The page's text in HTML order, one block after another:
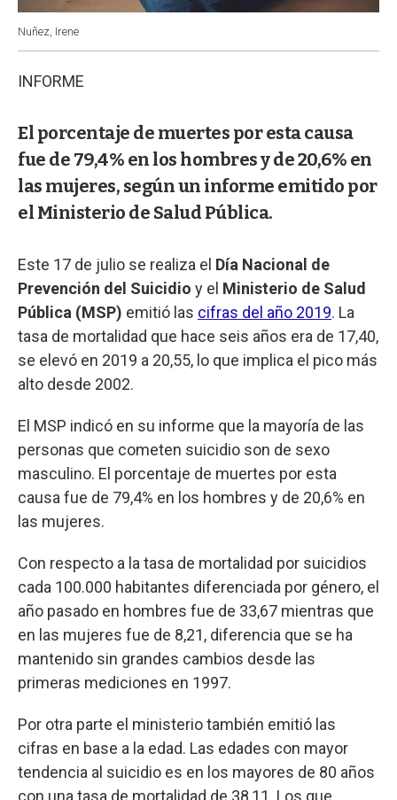
Nuñez, Irene
INFORME
El porcentaje de muertes por esta causa
fue de 79,4% en los hombres y de 20,6% en
las mujeres, según un informe emitido por
el Ministerio de Salud Pública.
Este 17 de julio se realiza el Día Nacional de
Prevención del Suicidio y el Ministerio de Salud
Pública (MSP) emitió las cifras del año 2019. La
tasa de mortalidad que hace seis años era de 17,40,
se elevó en 2019 a 20,55, lo que implica el pico más
alto desde 2002.
El MSP indicó en su informe que la mayoría de las
personas que cometen suicidio son de sexo
masculino. El porcentaje de muertes por esta
causa fue de 79,4% en los hombres y de 20,6% en
las mujeres.
Con respecto a la tasa de mortalidad por suicidios
cada 100.000 habitantes diferenciada por género, el
año pasado en hombres fue de 33,67 mientras que
en las mujeres fue de 8,21, diferencia que se ha
mantenido sin grandes cambios desde las
primeras mediciones en 1997.
Por otra parte el ministerio también emitió las
cifras en base a la edad. Las edades con mayor
tendencia al suicidio es en los mayores de 80 años
con una tasa de mortalidad de 38,11. Los que